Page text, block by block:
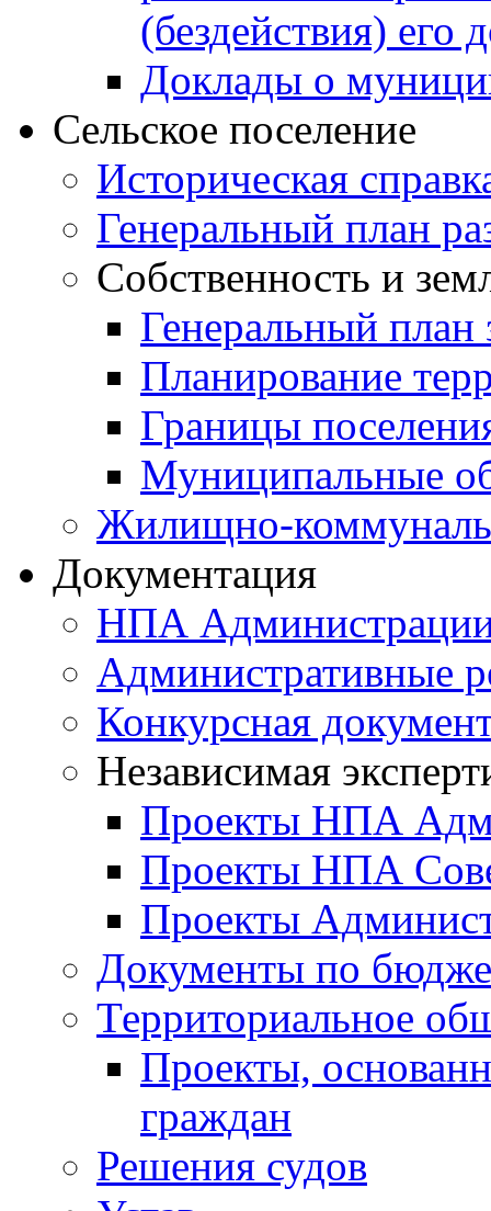
(бездействия)
Доклады о
Сельское поселение
Историческая
Генеральный план
Собственность и
Генеральный план
Планирование
Границы
Муниципальные
Жилищно-
Документация
НПА
Административные
Конкурсная
Независимая
Проекты НПА
Проекты НПА
Проекты
Документы по
Территориальное
Проекты,
граждан
Решения судов